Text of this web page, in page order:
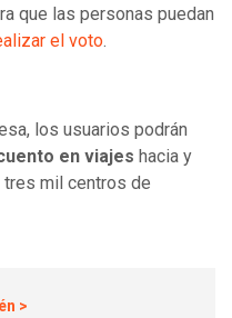
que las personas puedan
el voto.
los usuarios podrán
en viajes hacia y
mil centros de
>